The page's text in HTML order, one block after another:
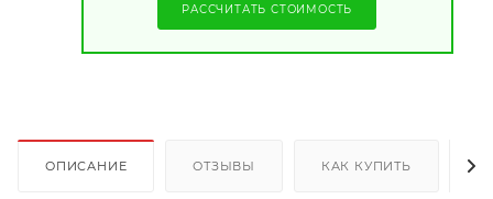
РАССЧИТАТЬ СТОИМОСТЬ
ОПИСАНИЕ ОТЗЫВЫ КАК КУПИТЬ